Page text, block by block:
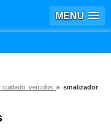
MENU
cuidado veículos» sinalizador